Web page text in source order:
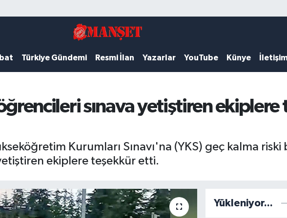
Türkiye Gündemi Resmi İlan Yazarlar YouTube Künye
sınava yetiştiren
Kurumları Sınavı'na (YKS) geç kalma
ekiplere teşekkür etti.
Yükleniyor...